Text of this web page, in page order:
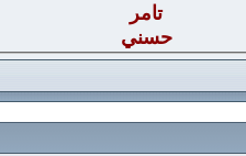
تامر
حسني